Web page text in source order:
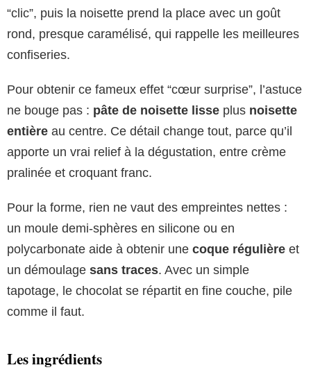
“clic”, puis la noisette prend la place avec un goût
rond, presque caramélisé, qui rappelle les meilleures
confiseries.
Pour obtenir ce fameux effet “cœur surprise”, l’astuce
ne bouge pas : pâte de noisette lisse plus noisette
entière au centre. Ce détail change tout, parce qu’il
apporte un vrai relief à la dégustation, entre crème
pralinée et croquant franc.
Pour la forme, rien ne vaut des empreintes nettes :
un moule demi-sphères en silicone ou en
polycarbonate aide à obtenir une coque régulière et
un démoulage sans traces. Avec un simple
tapotage, le chocolat se répartit en fine couche, pile
comme il faut.
Les ingrédients